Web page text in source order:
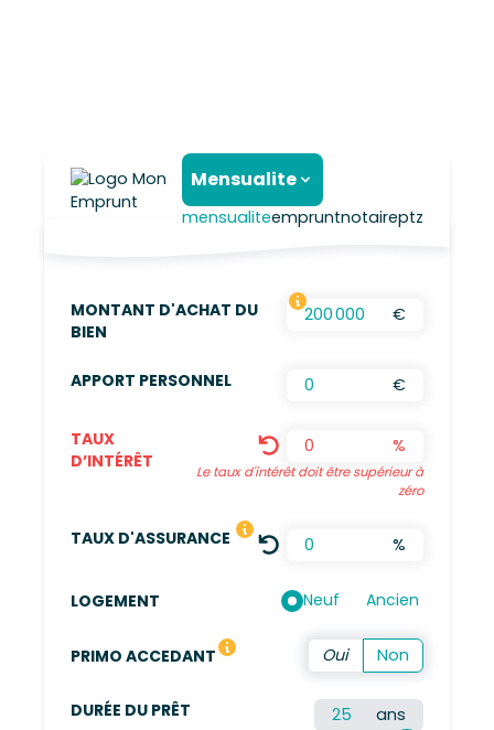
Mensualite
mensualiteempruntnotaireptz
MONTANT D'ACHAT DU
BIEN
€
APPORT PERSONNEL €
TAUX
D’INTÉRÊT
%
Le taux d'intérêt doit être supérieur à
zéro
TAUX D'ASSURANCE LE TAUX DÉFINI EST UNE
%
LOGEMENT Neuf Ancien
PRIMO ACCEDANT
Vous n'avez pas été propriétaire de votre résidence
DURÉE DU PRÊT ans